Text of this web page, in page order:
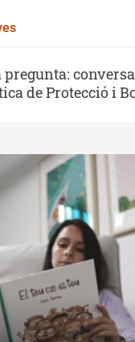
de Protecció i